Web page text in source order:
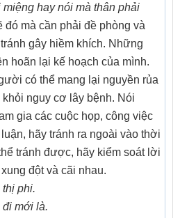
miệng hay nói mà thân phải
đó mà cần phải đề phòng và
gây hiềm khích. Những
hoãn lại kế hoạch của mình.
có thể mang lại nguyền rủa
nguy cơ lây bệnh. Nói
gia các cuộc họp, công việc
hãy tránh ra ngoài vào thời
tránh được, hãy kiểm soát lời
đột và cãi nhau.
phi.
mới là.